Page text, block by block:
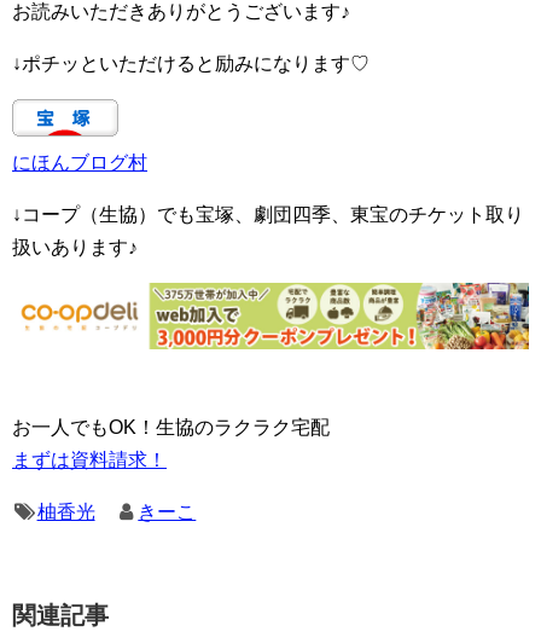
お読みいただきありがとうございます♪
↓ポチッといただけると励みになります♡
にほんブログ村
↓コープ（生協）でも宝塚、劇団四季、東宝のチケット取り
扱いあります♪
お一人でもOK！生協のラクラク宅配
まずは資料請求！
柚香光 きーこ
関連記事